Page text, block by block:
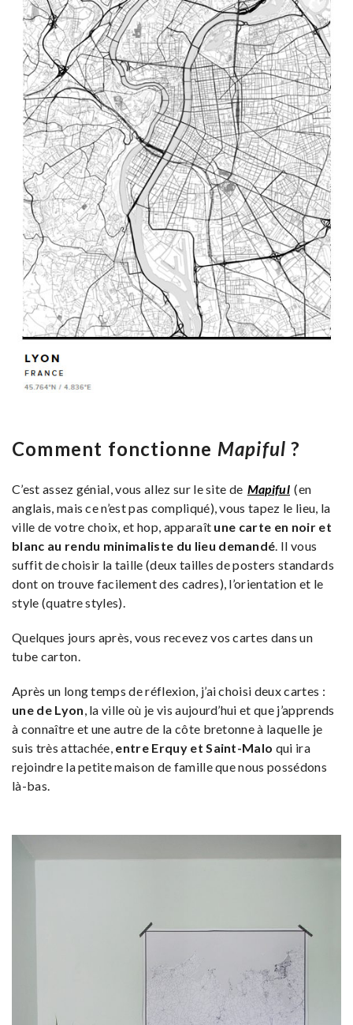
Comment fonctionne Mapiful ?
C’est assez génial, vous allez sur le site de Mapiful (en
anglais, mais ce n’est pas compliqué), vous tapez le lieu, la
ville de votre choix, et hop, apparaît une carte en noir et
blanc au rendu minimaliste du lieu demandé. Il vous
suffit de choisir la taille (deux tailles de posters standards
dont on trouve facilement des cadres), l’orientation et le
style (quatre styles).
Quelques jours après, vous recevez vos cartes dans un
tube carton.
Après un long temps de réflexion, j’ai choisi deux cartes :
une de Lyon, la ville où je vis aujourd’hui et que j’apprends
à connaître et une autre de la côte bretonne à laquelle je
suis très attachée, entre Erquy et Saint-Malo qui ira
rejoindre la petite maison de famille que nous possédons
là-bas.